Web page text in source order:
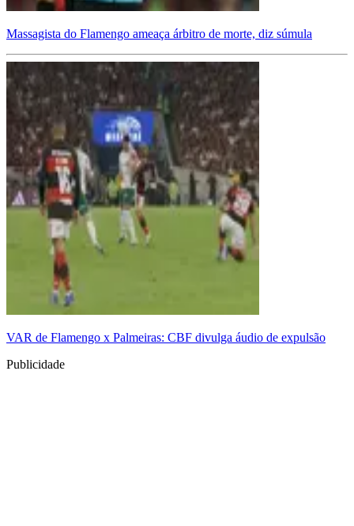
Massagista do Flamengo ameaça árbitro de morte, diz súmula
VAR de Flamengo x Palmeiras: CBF divulga áudio de expulsão
Publicidade